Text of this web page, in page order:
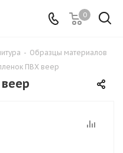
0
- Образцы материалов
ПВХ веер